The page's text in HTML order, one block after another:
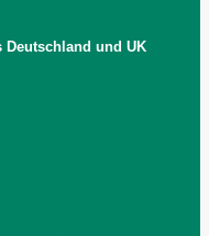
und UK